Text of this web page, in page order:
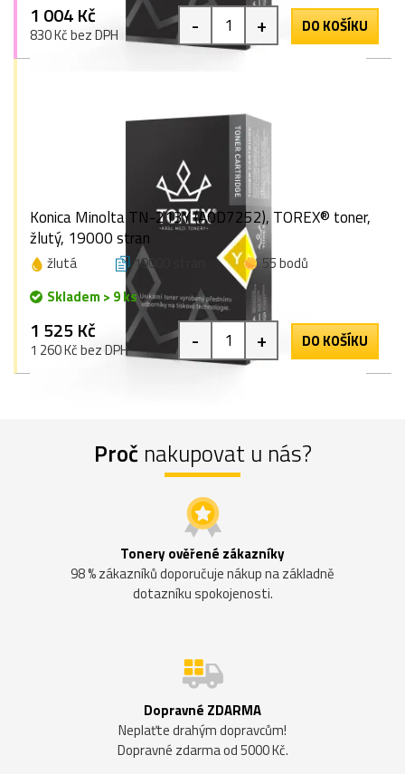
1 004 Kč
830 Kč bez DPH - + DO KOŠÍKU
Konica Minolta TN-213Y (A0D7252), TOREX® toner,
žlutý, 19000 stran
žlutá 19000 stran
55 bodů
Skladem > 9 ks
1 525 Kč
1 260 Kč bez DPH - + DO KOŠÍKU
Proč nakupovat u nás?
Tonery ověřené zákazníky
98 % zákazníků doporučuje nákup na základně
dotazníku spokojenosti.
Dopravné ZDARMA
Neplaťte drahým dopravcům!
Dopravné zdarma od 5000 Kč.